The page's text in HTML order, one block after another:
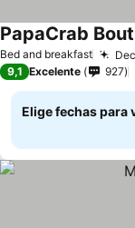
Bed and breakfast
PapaCrab
9,1 Excelente 927
Elige fechas para